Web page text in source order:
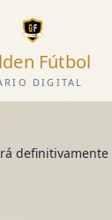
Fútbol
DIGITAL